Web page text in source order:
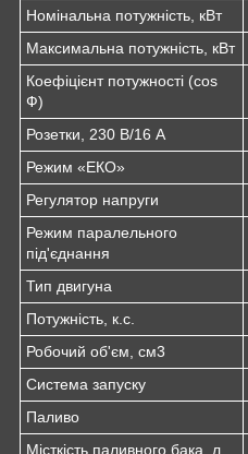
Номінальна потужність, кВт
Максимальна потужність, кВт
Коефіцієнт потужності (сos
Ф)
Розетки, 230 В/16 А
Режим «ЕКО»
Регулятор напруги
Режим паралельного
під'єднання
Тип двигуна
Потужність, к.с.
Робочий об'єм, см3
Система запуску
Паливо
Місткість паливного бака, л